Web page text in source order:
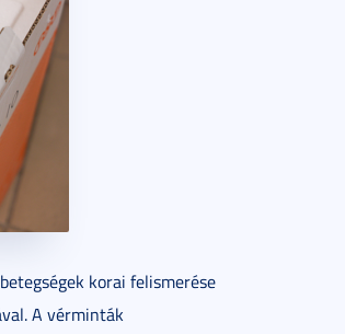
korai felismerése
A vérminták